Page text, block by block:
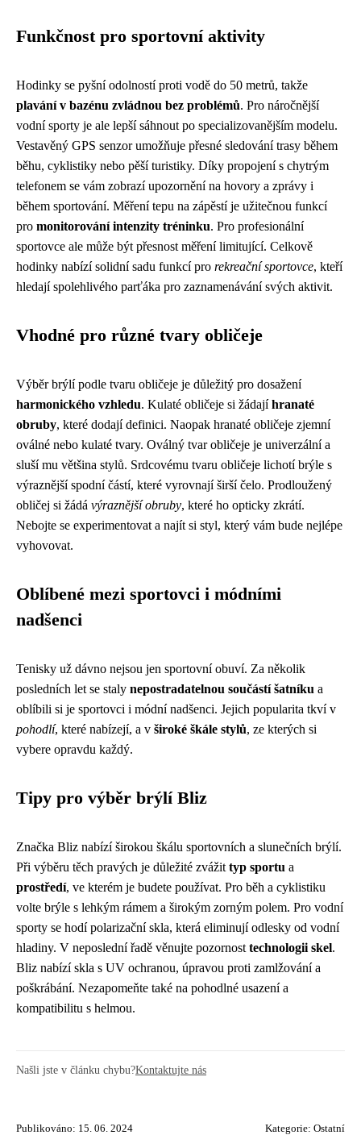
Funkčnost pro sportovní aktivity
Hodinky se pyšní odolností proti vodě do 50 metrů, takže
plavání v bazénu zvládnou bez problémů. Pro náročnější
vodní sporty je ale lepší sáhnout po specializovanějším modelu.
Vestavěný GPS senzor umožňuje přesné sledování trasy během
běhu, cyklistiky nebo pěší turistiky. Díky propojení s chytrým
telefonem se vám zobrazí upozornění na hovory a zprávy i
během sportování. Měření tepu na zápěstí je užitečnou funkcí
pro monitorování intenzity tréninku. Pro profesionální
sportovce ale může být přesnost měření limitující. Celkově
hodinky nabízí solidní sadu funkcí pro rekreační sportovce, kteří
hledají spolehlivého parťáka pro zaznamenávání svých aktivit.
Vhodné pro různé tvary obličeje
Výběr brýlí podle tvaru obličeje je důležitý pro dosažení
harmonického vzhledu. Kulaté obličeje si žádajíhranaté
obruby, které dodají definici. Naopak hranaté obličeje zjemní
oválné nebo kulaté tvary. Oválný tvar obličeje je univerzální a
sluší mu většina stylů. Srdcovému tvaru obličeje lichotí brýle s
výraznější spodní částí, které vyrovnají širší čelo. Prodloužený
obličej si žádá výraznější obruby, které ho opticky zkrátí.
Nebojte se experimentovat a najít si styl, který vám bude nejlépe
vyhovovat.
Oblíbené mezi sportovci i módními
nadšenci
Tenisky už dávno nejsou jen sportovní obuví. Za několik
posledních let se staly nepostradatelnou součástí šatníku a
oblíbili si je sportovci i módní nadšenci. Jejich popularita tkví v
pohodlí, které nabízejí, a v široké škále stylů, ze kterých si
vybere opravdu každý.
Tipy pro výběr brýlí Bliz
Značka Bliz nabízí širokou škálu sportovních a slunečních brýlí.
Při výběru těch pravých je důležité zvážit typ sportu a
prostředí, ve kterém je budete používat. Pro běh a cyklistiku
volte brýle s lehkým rámem a širokým zorným polem. Pro vodní
sporty se hodí polarizační skla, která eliminují odlesky od vodní
hladiny. V neposlední řadě věnujte pozornost technologii skel.
Bliz nabízí skla s UV ochranou, úpravou proti zamlžování a
poškrábání. Nezapomeňte také na pohodlné usazení a
kompatibilitu s helmou.
Našli jste v článku chybu?Kontaktujte nás
Publikováno: 15. 06. 2024 Kategorie: Ostatní